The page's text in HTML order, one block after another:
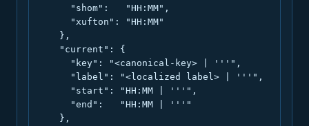
      "shom":   "HH:MM",
      "xufton": "HH:MM"
    },
    "current": {
      "key": "<canonical-key> | '''",
      "label": "<localized label> | '''",
      "start": "HH:MM | '''",
      "end":   "HH:MM | '''"
    },